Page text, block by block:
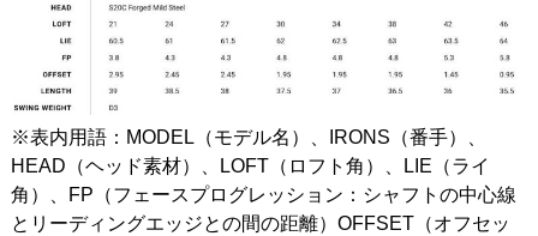
※表内用語：MODEL（モデル名）、IRONS（番手）、
HEAD（ヘッド素材）、LOFT（ロフト角）、LIE（ライ
角）、FP（フェースプログレッション：シャフトの中心線
とリーディングエッジとの間の距離）OFFSET（オフセッ